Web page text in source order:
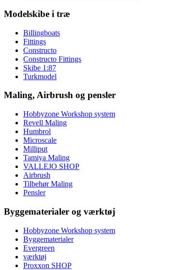
Modelskibe i træ
Billingboats
Fittings
Constructo
Constructo Fittings
Skibe 1:87
Turkmodel
Maling, Airbrush og pensler
Hobbyzone Workshop system
Revell Maling
Humbrol
Microscale
Milliput
Tamiya Maling
VALLEJO SHOP
Airbrush
Tilbehør Maling
Pensler
Byggematerialer og værktøj
Hobbyzone Workshop system
Byggematerialer
Evergreen
værktøj
Proxxon SHOP